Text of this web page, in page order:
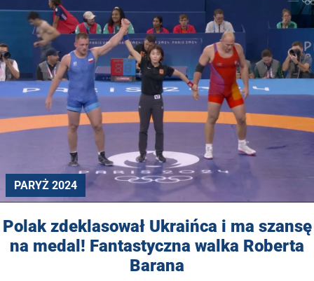
PARYŻ 2024
Polak zdeklasował Ukraińca i ma szansę
na medal! Fantastyczna walka Roberta
Barana